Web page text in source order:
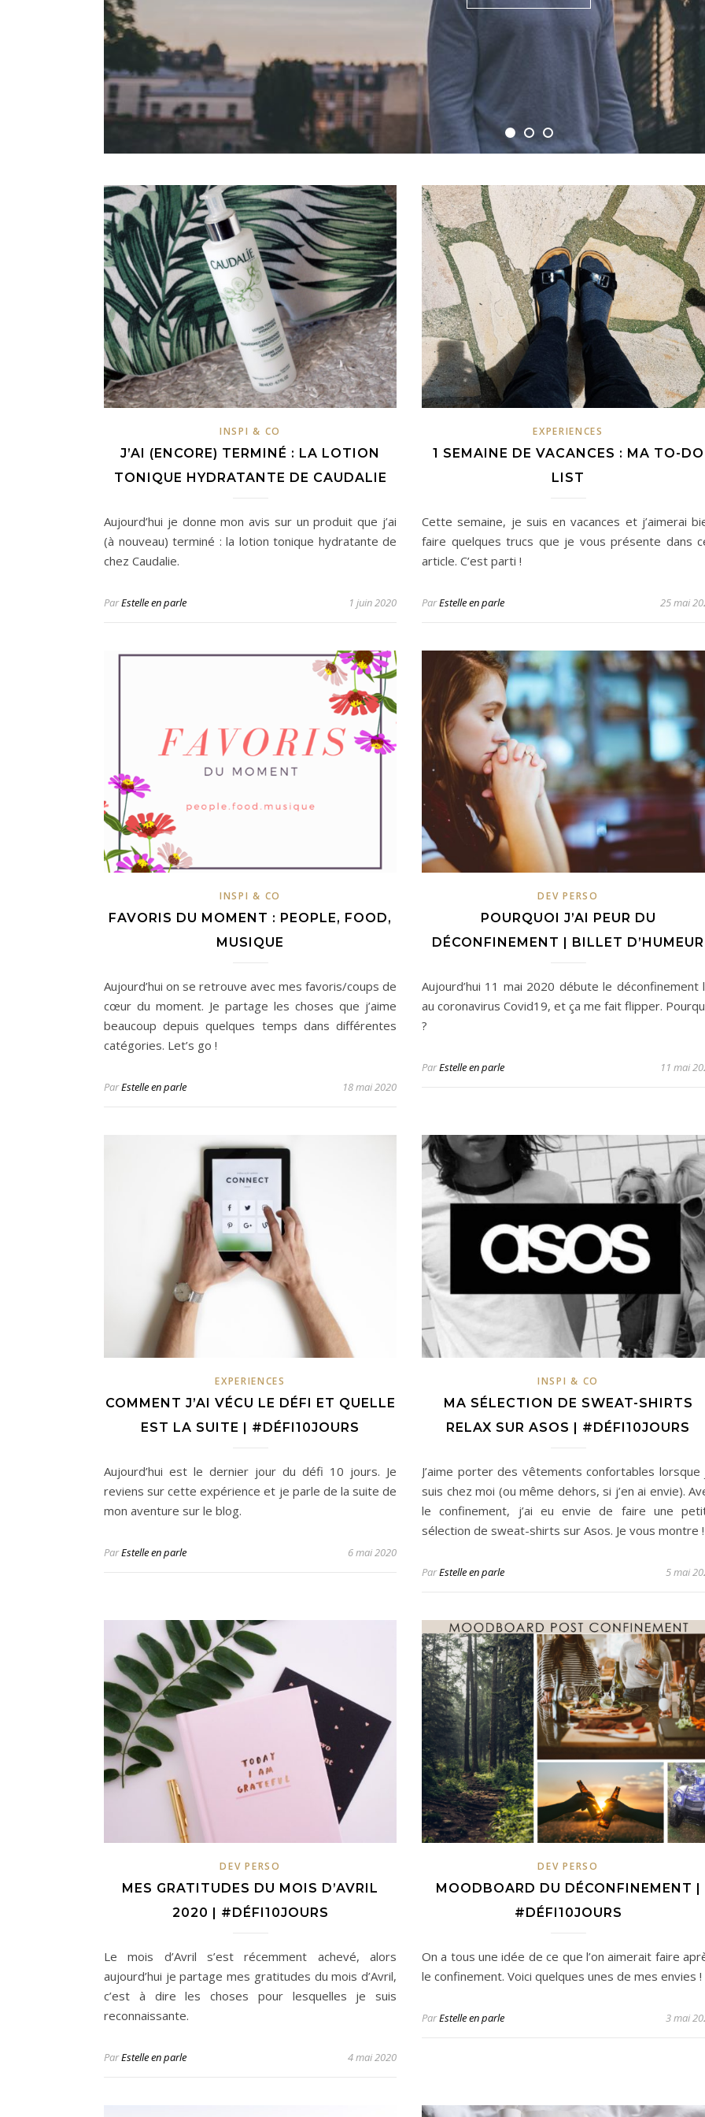
INSPI & CO
J’AI (ENCORE) TERMINÉ : LA LOTION
TONIQUE HYDRATANTE DE CAUDALIE
Aujourd’hui je donne mon avis sur un produit que j’ai
(à nouveau) terminé : la lotion tonique hydratante de
chez Caudalie.
ParEstelle en parle 1 juin 2020
EXPERIENCES
1 SEMAINE DE VACANCES : MA TO-DO
LIST
Cette semaine, je suis en vacances et j’aimerai
faire quelques trucs que je vous présente dans
article. C’est parti !
ParEstelle en parle 25 mai
INSPI & CO
FAVORIS DU MOMENT : PEOPLE, FOOD,
MUSIQUE
Aujourd’hui on se retrouve avec mes favoris/coups de
cœur du moment. Je partage les choses que j’aime
beaucoup depuis quelques temps dans différentes
catégories. Let’s go !
ParEstelle en parle 18 mai 2020
DEV PERSO
POURQUOI J’AI PEUR DU
DÉCONFINEMENT | BILLET D’HUMEUR
Aujourd’hui 11 mai 2020 débute le déconfinement
au coronavirus Covid19, et ça me fait flipper.
?
ParEstelle en parle 11 mai
EXPERIENCES
COMMENT J’AI VÉCU LE DÉFI ET QUELLE
EST LA SUITE | #DÉFI10JOURS
Aujourd’hui est le dernier jour du défi 10 jours. Je
reviens sur cette expérience et je parle de la suite de
mon aventure sur le blog.
ParEstelle en parle 6 mai 2020
INSPI & CO
MA SÉLECTION DE SWEAT-SHIRTS
RELAX SUR ASOS | #DÉFI10JOURS
J’aime porter des vêtements confortables lorsque
suis chez moi (ou même dehors, si j’en ai envie).
le confinement, j’ai eu envie de faire une
sélection de sweat-shirts sur Asos. Je vous montre !
ParEstelle en parle 5 mai
DEV PERSO
MES GRATITUDES DU MOIS D’AVRIL
2020 | #DÉFI10JOURS
Le mois d’Avril s’est récemment achevé, alors
aujourd’hui je partage mes gratitudes du mois d’Avril,
c’est à dire les choses pour lesquelles je suis
reconnaissante.
ParEstelle en parle 4 mai 2020
DEV PERSO
MOODBOARD DU DÉCONFINEMENT |
#DÉFI10JOURS
On a tous une idée de ce que l’on aimerait faire
le confinement. Voici quelques unes de mes envies !
ParEstelle en parle 3 mai